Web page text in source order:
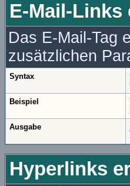
E-Mail-Links
Das E-Mail-Tag
zusätzlichen
Syntax
Beispiel
Ausgabe
Hyperlinks